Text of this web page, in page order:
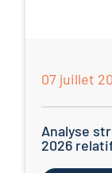
07 juillet
Analyse
2026